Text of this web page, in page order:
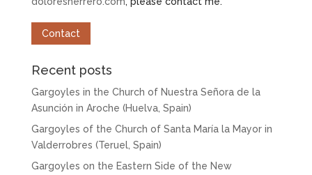
Contact
Recent posts
Gargoyles in the Church of Nuestra Señora de la
Asunción in Aroche (Huelva, Spain)
Gargoyles of the Church of Santa María la Mayor in
Valderrobres (Teruel, Spain)
Gargoyles on the Eastern Side of the New